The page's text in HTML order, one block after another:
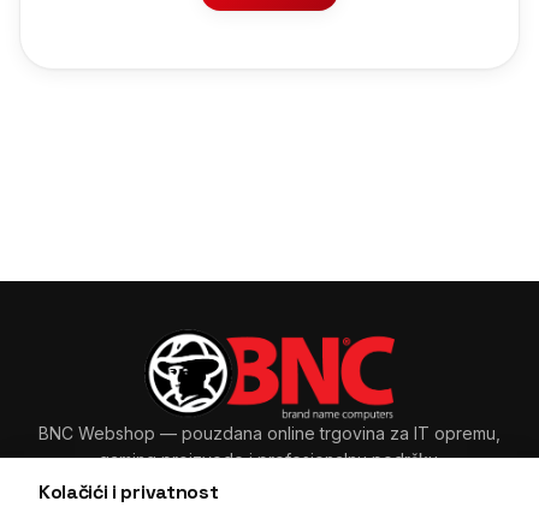
Kolačići i privatnost
BNC Webshop — pouzdana online trgovina za IT opremu,
gaming proizvode i profesionalnu podršku.